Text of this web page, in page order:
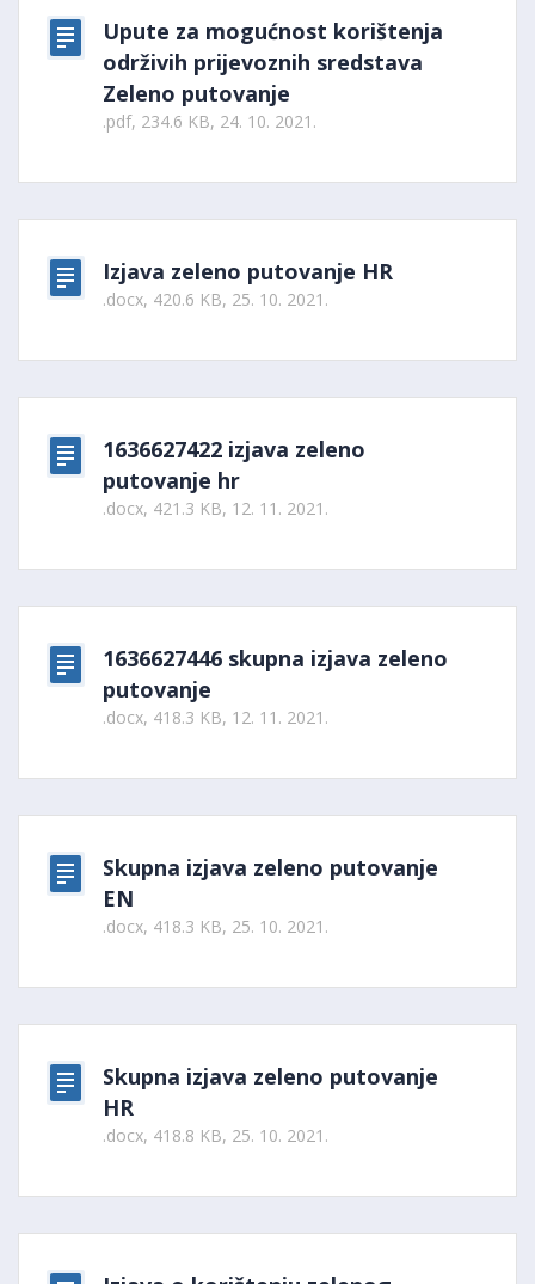
Upute za mogućnost korištenja
održivih prijevoznih sredstava
Zeleno putovanje
.pdf, 234.6 KB, 24. 10. 2021.
Izjava zeleno putovanje HR
.docx, 420.6 KB, 25. 10. 2021.
1636627422 izjava zeleno
putovanje hr
.docx, 421.3 KB, 12. 11. 2021.
1636627446 skupna izjava zeleno
putovanje
.docx, 418.3 KB, 12. 11. 2021.
Skupna izjava zeleno putovanje
EN
.docx, 418.3 KB, 25. 10. 2021.
Skupna izjava zeleno putovanje
HR
.docx, 418.8 KB, 25. 10. 2021.